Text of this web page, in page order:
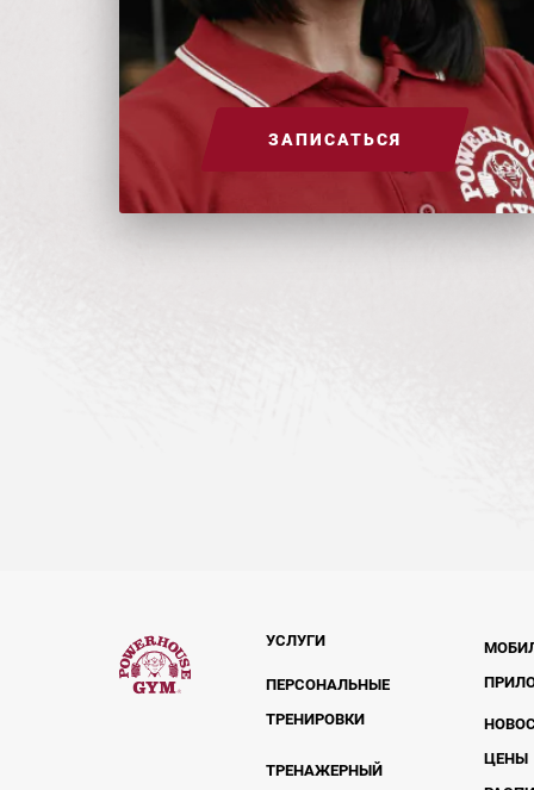
ЗАПИСАТЬСЯ
УСЛУГИ
ПЕРСОНАЛЬНЫЕ
ТРЕНИРОВКИ
ТРЕНАЖЕРНЫЙ
ЦЕНЫ